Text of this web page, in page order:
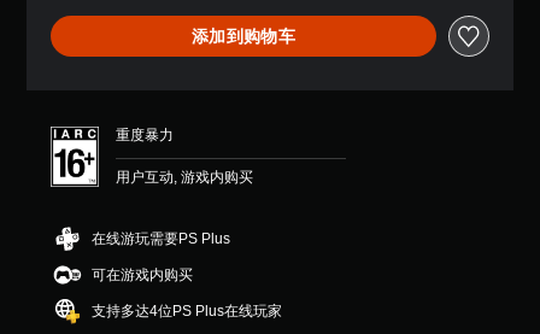
.
3
（
满
5
星
8
1
个
添加到购物车
重度暴力
用户互动, 游戏内购买
在线游玩需要PS Plus
可在游戏内购买
支持多达4位PS Plus在线玩家